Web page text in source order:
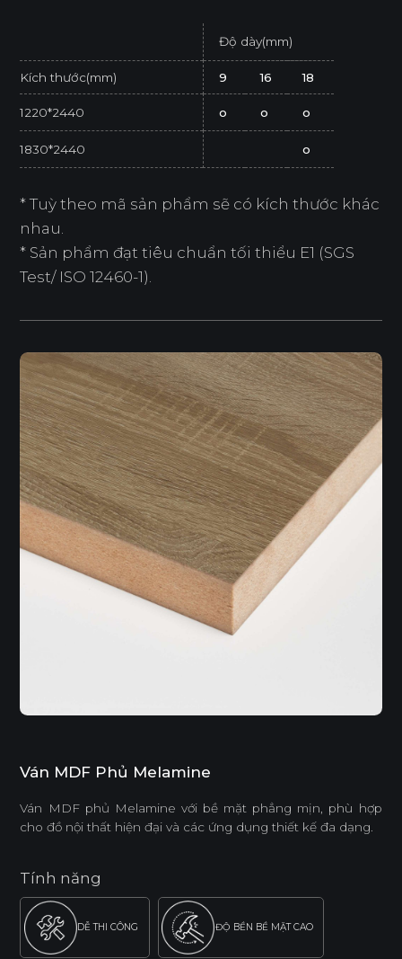
Độ dày(mm)
Kích thước(mm) 9 16 18
1220*2440 o o o
1830*2440 o
* Tuỳ theo mã sản phẩm sẽ có kích thước khác
nhau.
* Sản phẩm đạt tiêu chuẩn tối thiểu E1 (SGS
Test/ ISO 12460-1).
Ván MDF Phủ Melamine
Ván MDF phủ Melamine với bề mặt phẳng mịn, phù hợp
cho đồ nội thất hiện đại và các ứng dụng thiết kế đa dạng.
Tính năng
DỄ THI CÔNG ĐỘ BỀN BỀ MẶT CAO